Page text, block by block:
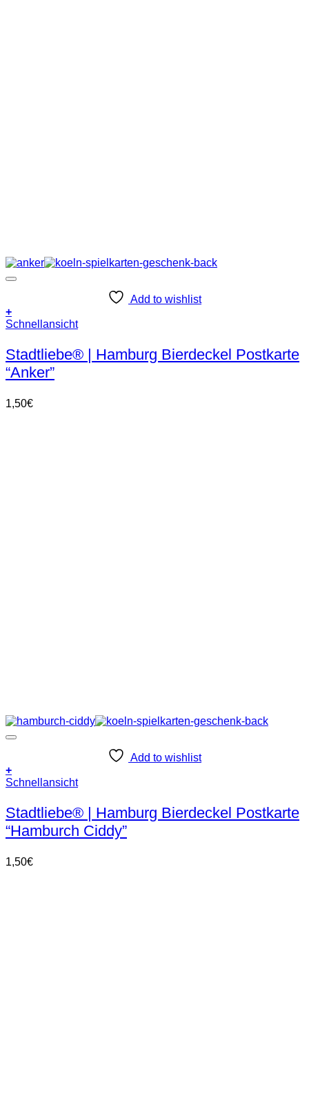
Add to wishlist
+
Schnellansicht
Stadtliebe® | Hamburg Bierdeckel Postkarte
“Anker”
1,50€
Add to wishlist
+
Schnellansicht
Stadtliebe® | Hamburg Bierdeckel Postkarte
“Hamburch Ciddy”
1,50€